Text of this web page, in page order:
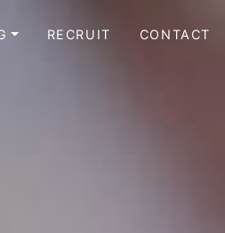
RECRUIT CONTACT